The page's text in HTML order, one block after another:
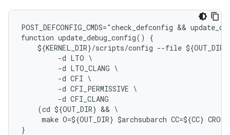
POST_DEFCONFIG_CMDS="check_defconfig &&
function update_debug_config() {
${KERNEL_DIR}/scripts/config --file
         -d LTO \
         -d LTO_CLANG \
         -d CFI \
         -d CFI_PERMISSIVE \
         -d CFI_CLANG
    (cd ${OUT_DIR} && \
make O=${OUT_DIR} $archsubarch CC=${CC}
}